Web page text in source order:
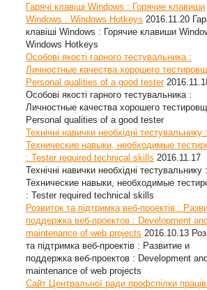
Гарячі клавіші Windows : Горячие клавиши
Windows : Windows Hotkeys 2016.11.20
клавіші Windows : Горячие клавиши
Windows Hotkeys
Особові якості гарного тестувальника :
Личностные качества хорошего
Personal qualities of a good tester
Особові якості гарного тестувальника :
Личностные качества хорошего
Personal qualities of a good tester
Технічні навички необхідні тестувальнику :
Технические навыки, необходимые
: Tester required technical skills 2016.11.17
Технічні навички необхідні тестувальнику :
Технические навыки, необходимые
: Tester required technical skills
Розвиток та підтримка веб-проектів :
поддержка веб-проектов : Development and
maintenance of web projects 2016.10.13
та підтримка веб-проектів : Развитие и
поддержка веб-проектов : Development and
maintenance of web projects
Сайт Центральної ради профспілки